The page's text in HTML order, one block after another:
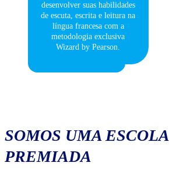
desenvolver suas habilidades
de escuta, escrita e leitura na
língua francesa com a
metodologia exclusiva
Wizard by Pearson.
SOMOS UMA ESCOLA
PREMIADA